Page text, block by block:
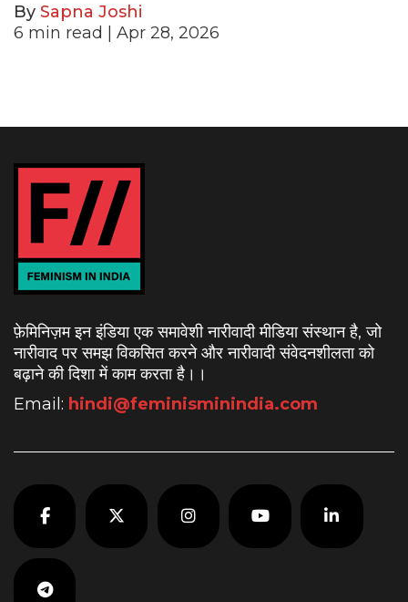
By Sapna Joshi
6 min read | Apr 28, 2026
फ़ेमिनिज़म इन इंडिया एक समावेशी नारीवादी मीडिया संस्थान है, जो
नारीवाद पर समझ विकसित करने और नारीवादी संवेदनशीलता को
बढ़ाने की दिशा में काम करता है। ।
Email: hindi@feminisminindia.com